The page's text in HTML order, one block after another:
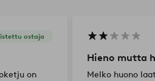
ostaja
on
Hieno mutta
Melko huono